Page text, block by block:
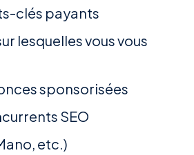
clés payants
lesquelles vous vous
sponsorisées
SEO
etc.)